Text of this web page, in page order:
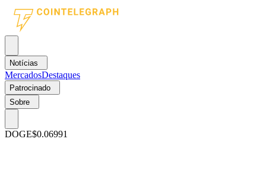
Notícias
MercadosDestaques
Patrocinado
Sobre
DOGE$0.06991